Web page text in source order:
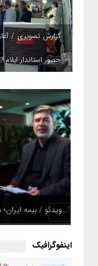
گزارش تصویری /
حضور استاندار ایلام
ویدئو / بیمه ایران؛
اینفوگرافیک